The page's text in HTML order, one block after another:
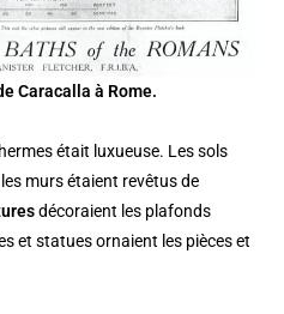
Caracalla à Rome.
était luxueuse. Les sols
murs étaient revêtus de
décoraient les plafonds
et statues ornaient les pièces et